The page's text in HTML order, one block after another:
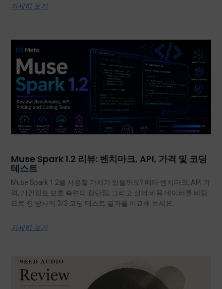
자세히 보기
Muse Spark 1.2 리뷰: 벤치마크, API, 가격 및 코딩
테스트
Muse Spark 1.2를 사용할 가치가 있을까요? 메타 벤치마크, API 가
격, 개인정보 보호 측면의 장단점, 그리고 실제 비용 데이터를 바탕
으로 한 당사의 3/3 코딩 테스트 결과를 비교해 보세요.
자세히 보기